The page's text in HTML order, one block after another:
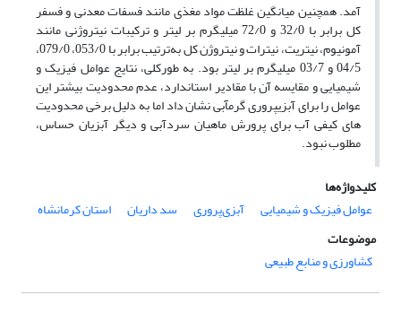
آمد. همچنین میانگین غلظت مواد مغذی مانند فسفات معدنی و فسفر
کل برابر با 32/0 و 72/0 میلی‎گرم بر لیتر و ترکیبات نیتروژنی مانند
آمونیوم، نیتریت، نیترات و نیتروژن کل به‌ترتیب برابر با 053/0، 079/0،
04/5 و 03/7 میلی‎گرم بر لیتر بود. به‎ طورکلی، نتایج عوامل فیزیک و
شیمیایی و مقایسه آن با مقادیر استاندارد، عدم محدودیت بیشتر این
های کیفی آب برای پرورش ماهیان سردآبی و دیگر آبزیان حساس،
مطلوب نبود.
کلیدواژه‌ها
عوامل فیزیک و شیمیایی
آبزی‌پروری سد داریان
استان کرمانشاه
موضوعات
کشاورزی و منابع طبیعی